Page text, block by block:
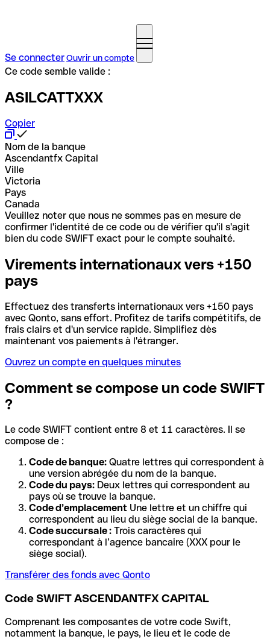
Se connecterOuvrir un compte
Ce code semble valide :
ASILCATTXXX
Copier
Nom de la banque
Ascendantfx Capital
Ville
Victoria
Pays
Canada
Veuillez noter que nous ne sommes pas en mesure de
confirmer l'identité de ce code ou de vérifier qu'il s'agit
bien du code SWIFT exact pour le compte souhaité.
Virements internationaux vers +150
pays
Effectuez des transferts internationaux vers +150 pays
avec Qonto, sans effort. Profitez de tarifs compétitifs, de
frais clairs et d'un service rapide. Simplifiez dès
maintenant vos paiements à l'étranger.
Ouvrez un compte en quelques minutes
Comment se compose un code SWIFT
?
Le code SWIFT contient entre 8 et 11 caractères. Il se
compose de :
Code de banque: Quatre lettres qui correspondent à
une version abrégée du nom de la banque.
Code du pays: Deux lettres qui correspondent au
pays où se trouve la banque.
Code d’emplacement Une lettre et un chiffre qui
correspondent au lieu du siège social de la banque.
Code succursale : Trois caractères qui
correspondant à l’agence bancaire (XXX pour le
siège social).
Transférer des fonds avec Qonto
Code SWIFT ASCENDANTFX CAPITAL
Comprenant les composantes de votre code Swift,
notamment la banque, le pays, le lieu et le code de